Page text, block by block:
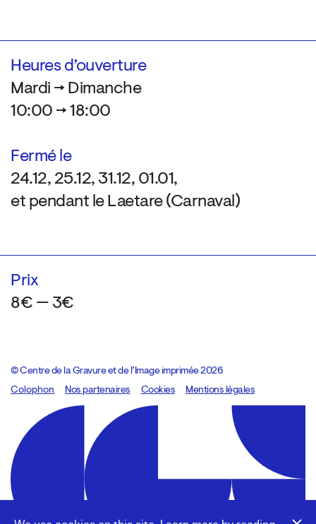
Heures d’ouverture
Mardi → Dimanche
10:00 → 18:00
Fermé le
24.12, 25.12, 31.12, 01.01,
et pendant le Laetare (Carnaval)
Prix
8€ — 3€
© Centre de la Gravure et de l’Image imprimée 2026
Colophon
Design:Marcel Kaczmarek, code:8080.studio
Nos partenaires Cookies Mentions légales